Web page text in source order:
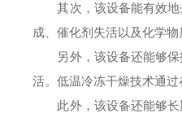
其次，该设备能有效地
成、催化剂失活以及化学
另外，该设备还能够保
活。低温冷冻干燥技术通
此外，该设备还能够长期